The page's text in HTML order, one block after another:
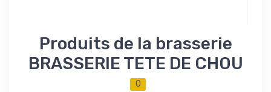
Produits de la brasserie
BRASSERIE TETE DE CHOU
0